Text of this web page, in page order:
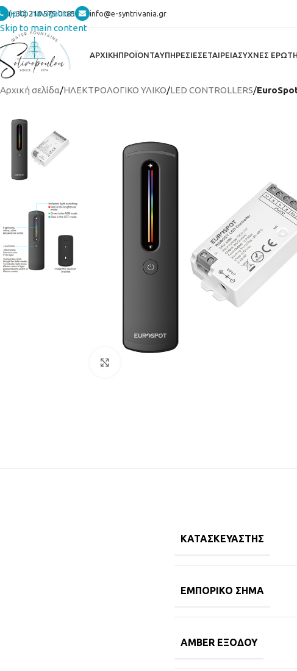
Skip to navigation
Skip to main content
(+30) 210 575 0185 info@e-syntrivania.gr
ΑΡΧΙΚΗΠΡΟΪΟΝΤΑΥΠΗΡΕΣΙΕΣΕΤΑΙΡΕΙΑΣΥΧΝΕΣ
Αρχική σελίδα/ΗΛΕΚΤΡΟΛΟΓΙΚΟ ΥΛΙΚΟ/LED CONTROLLERS/
ΚΑΤΑΣΚΕΥΑΣΤΉΣ
ΕΜΠΟΡΙΚΌ ΣΉΜΑ
AMBER ΕΞΌΔΟΥ